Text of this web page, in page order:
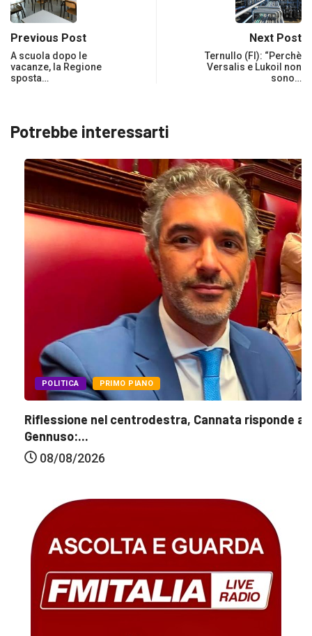
Previous Post
A scuola dopo le
vacanze, la Regione
sposta…
Next Post
Ternullo (FI): “Perchè
Versalis e Lukoil non
sono…
Potrebbe interessarti
POLITICA PRIMO PIANO
Riflessione nel centrodestra, Cannata risponde a
Gennuso:...
08/08/2026